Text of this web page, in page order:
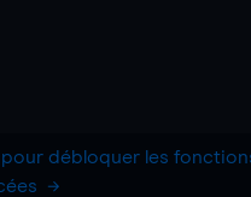
débloquer les